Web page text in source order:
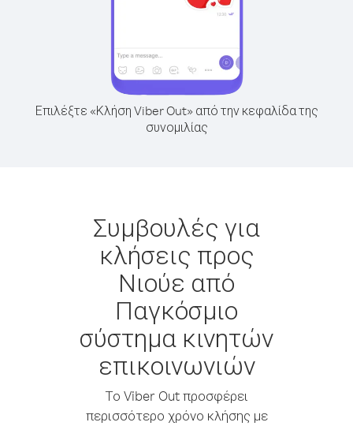
Επιλέξτε «Κλήση Viber Out» από την κεφαλίδα της
συνομιλίας
Συμβουλές για
κλήσεις προς
Νιούε από
Παγκόσμιο
σύστημα κινητών
επικοινωνιών
Το Viber Out προσφέρει
περισσότερο χρόνο κλήσης με